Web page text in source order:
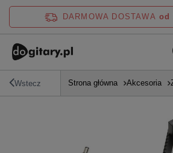
DARMOWA DOSTAWA od
Wstecz Strona główna Akcesoria